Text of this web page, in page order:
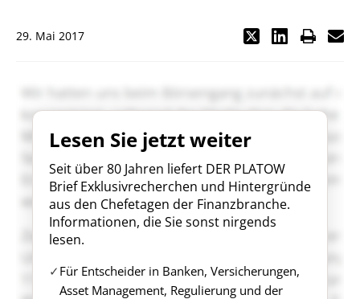
29. Mai 2017
Lesen Sie jetzt weiter
Seit über 80 Jahren liefert DER PLATOW
Brief Exklusivrecherchen und Hintergründe
aus den Chefetagen der Finanzbranche.
Informationen, die Sie sonst nirgends
lesen.
Für Entscheider in Banken, Versicherungen,
Asset Management, Regulierung und der